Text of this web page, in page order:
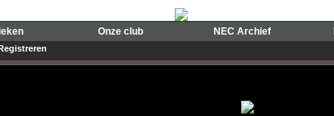
Onze club NEC Archief